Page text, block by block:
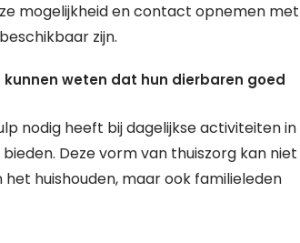
mogelijkheid en contact opnemen met
zijn.
weten dat hun dierbaren goed
nodig heeft bij dagelijkse activiteiten in
Deze vorm van thuiszorg kan niet
huishouden, maar ook familieleden